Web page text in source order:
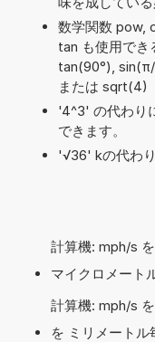
数学関数 pow,
tan も使用で
tan(90°),
または sqrt(4)
'4^3' の代わり
できます。
'√36' kの代わ
計算機: mph/s
マイクロメート
計算機: mph/s
を ミリメートル